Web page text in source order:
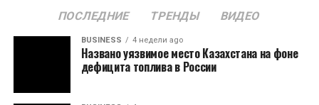
ПОСЛЕДНИЕ ТРЕНДЫ ВИДЕО
BUSINESS 4 недели ago
Названо уязвимое место Казахстана на фоне
дефицита топлива в России